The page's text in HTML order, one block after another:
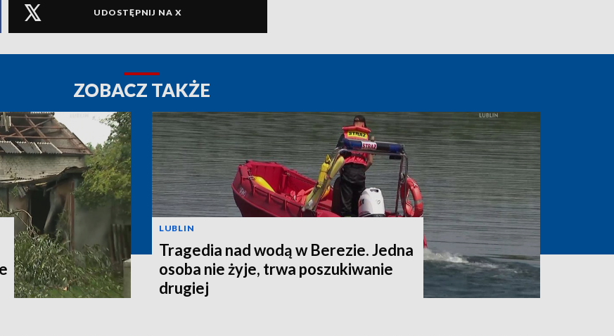
UDOSTĘPNIJ NA X
ZOBACZ TAKŻE
LUBLIN
Tragedia nad wodą w Berezie. Jedna
osoba nie żyje, trwa poszukiwanie
drugiej